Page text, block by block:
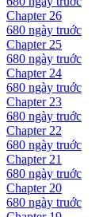
Chapter 26
680 ngày truớc
Chapter 25
680 ngày truớc
Chapter 24
680 ngày truớc
Chapter 23
680 ngày truớc
Chapter 22
680 ngày truớc
Chapter 21
680 ngày truớc
Chapter 20
680 ngày truớc